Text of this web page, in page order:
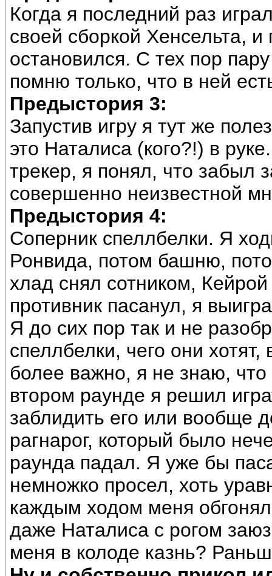
Когда я последний раз
своей сборкой Хенсельта,
остановился. С тех пор
помню только, что в ней
Предыстория 3:
Запустив игру я тут же
это Наталиса (кого?!) в
трекер, я понял, что забыл
совершенно неизвестной
Предыстория 4:
Соперник спеллбелки. Я
Ронвида, потом башню,
хлад снял сотником,
противник пасанул, я
Я до сих пор так и не
спеллбелки, чего они
более важно, я не знаю,
втором раунде я решил
заблидить его или вообще
рагнарог, который было
раунда падал. Я уже бы
немножко просел, хоть
каждым ходом меня
даже Наталиса с рогом
меня в колоде казнь?